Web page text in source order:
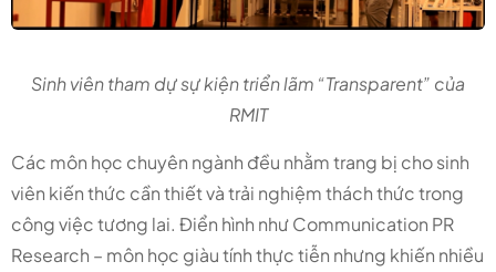
Sinh viên tham dự sự kiện triển lãm “Transparent” của
RMIT
Các môn học chuyên ngành đều nhằm trang bị cho sinh
viên kiến thức cần thiết và trải nghiệm thách thức trong
công việc tương lai. Điển hình như Communication PR
Research – môn học giàu tính thực tiễn nhưng khiến nhiều